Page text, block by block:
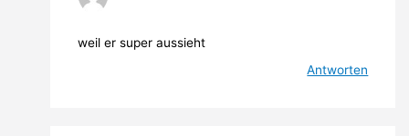
weil er super aussieht
Antworten